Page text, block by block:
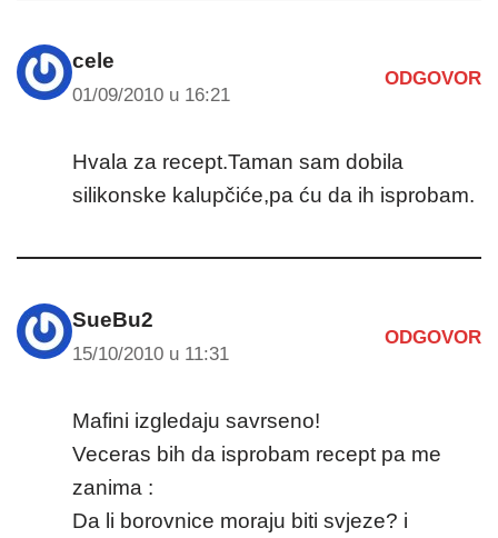
cele
01/09/2010 u 16:21
ODGOVOR
Hvala za recept.Taman sam dobila
silikonske kalupčiće,pa ću da ih isprobam.
SueBu2
15/10/2010 u 11:31
ODGOVOR
Mafini izgledaju savrseno!
Veceras bih da isprobam recept pa me
zanima :
Da li borovnice moraju biti svjeze? i